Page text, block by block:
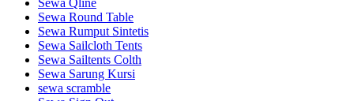
Sewa Qline
Sewa Round Table
Sewa Rumput Sintetis
Sewa Sailcloth Tents
Sewa Sailtents Colth
Sewa Sarung Kursi
sewa scramble